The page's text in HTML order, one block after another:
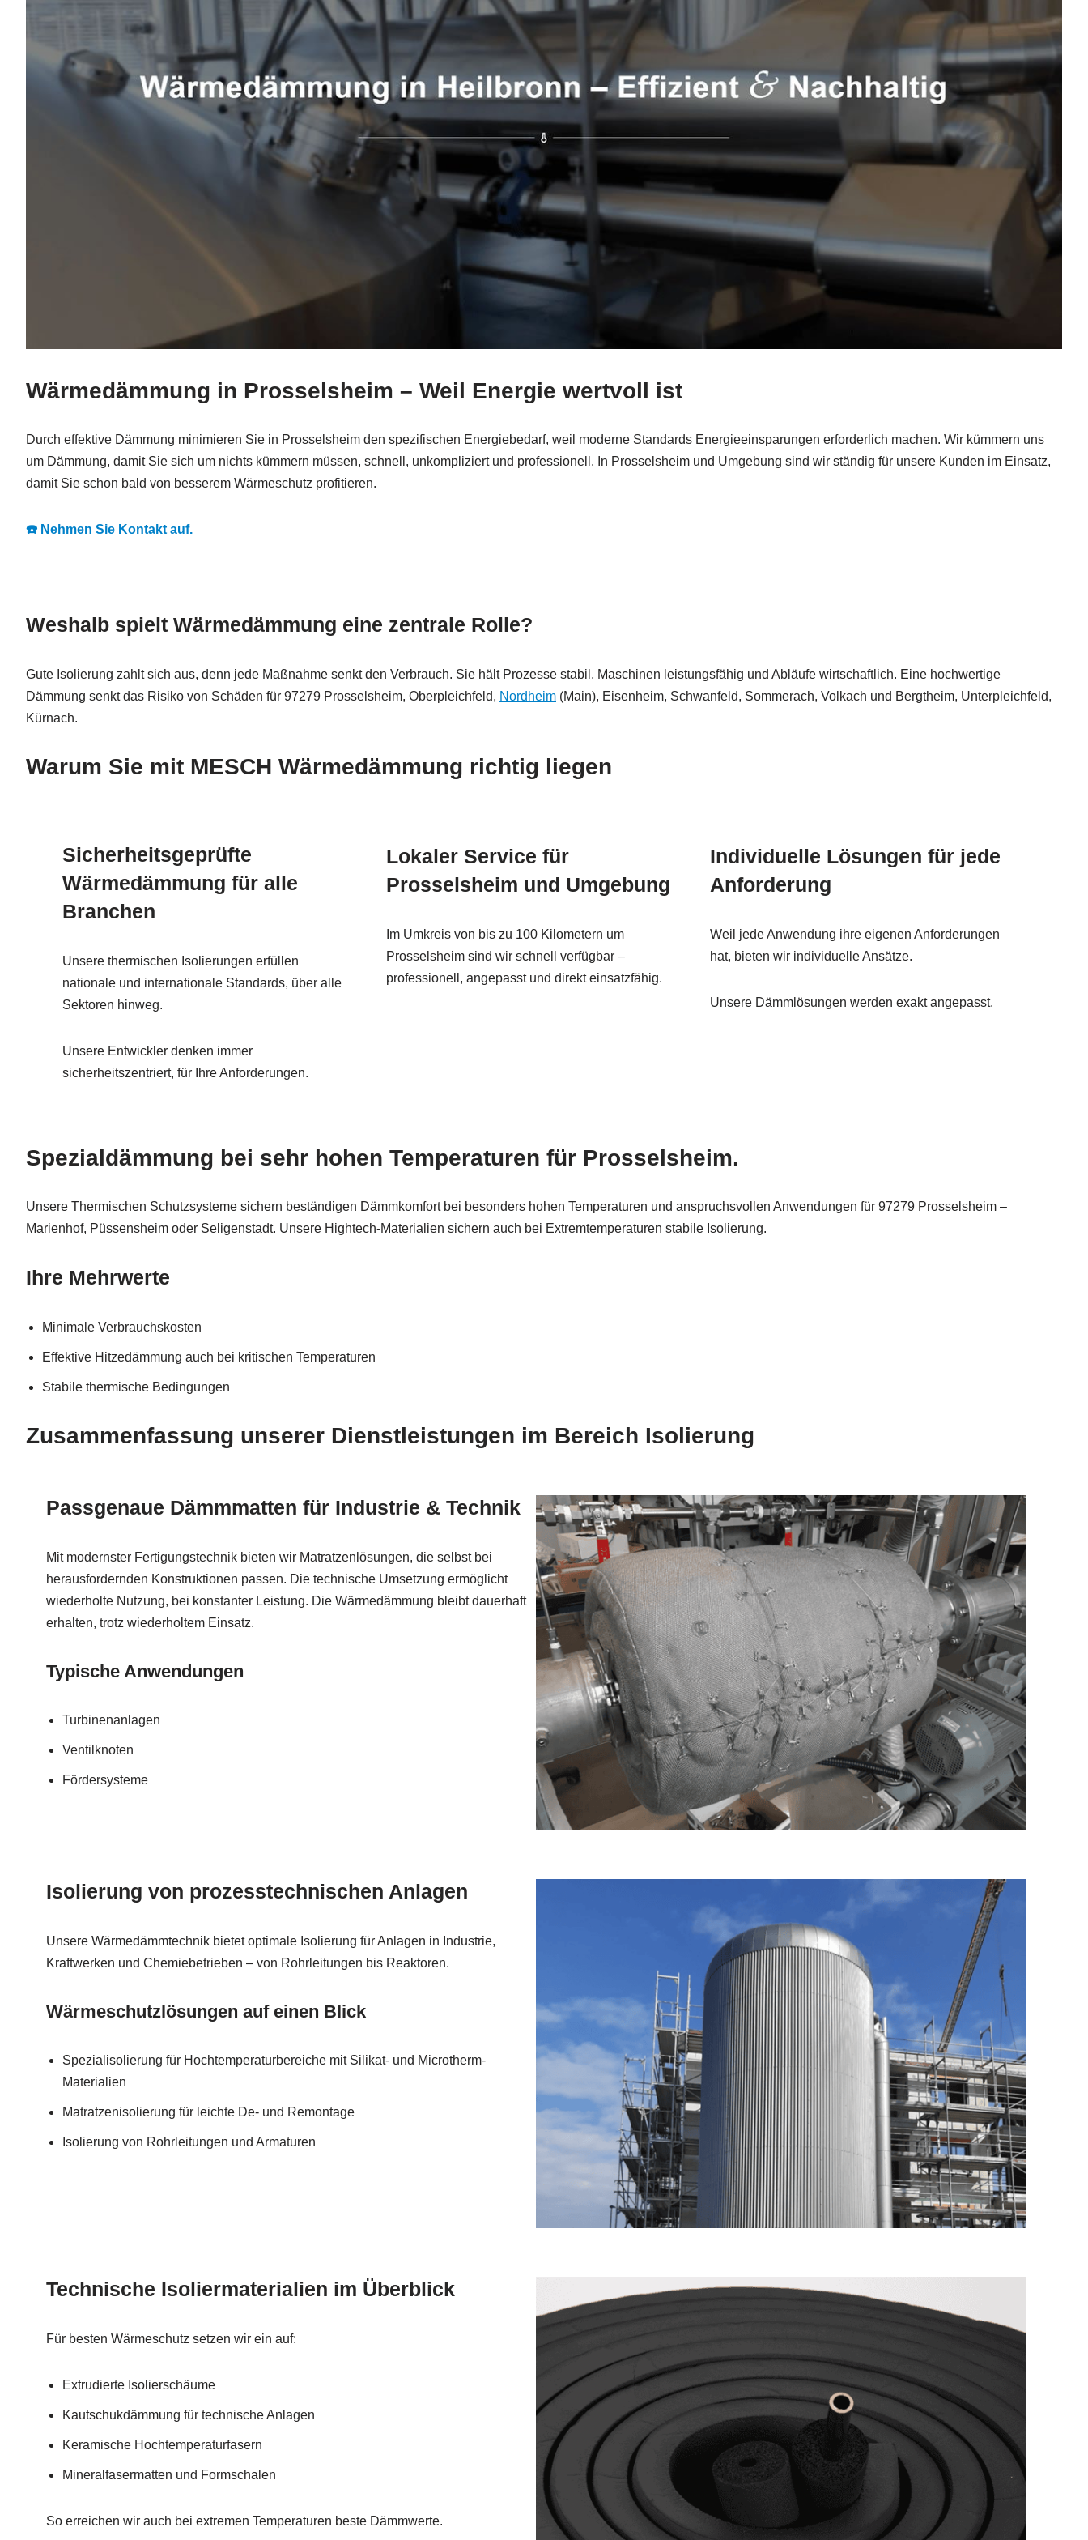
Wärmedämmung in Prosselsheim – Weil Energie wertvoll ist
Durch effektive Dämmung minimieren Sie in Prosselsheim den spezifischen Energiebedarf, weil moderne Standards Energieeinsparungen erforderlich machen. Wir kümmern uns
um Dämmung, damit Sie sich um nichts kümmern müssen, schnell, unkompliziert und professionell. In Prosselsheim und Umgebung sind wir ständig für unsere Kunden im Einsatz,
damit Sie schon bald von besserem Wärmeschutz profitieren.
☎️ Nehmen Sie Kontakt auf.
Weshalb spielt Wärmedämmung eine zentrale Rolle?
Gute Isolierung zahlt sich aus, denn jede Maßnahme senkt den Verbrauch. Sie hält Prozesse stabil, Maschinen leistungsfähig und Abläufe wirtschaftlich. Eine hochwertige
Dämmung senkt das Risiko von Schäden für 97279 Prosselsheim, Oberpleichfeld, Nordheim (Main), Eisenheim, Schwanfeld, Sommerach, Volkach und Bergtheim, Unterpleichfeld,
Kürnach.
Warum Sie mit MESCH Wärmedämmung richtig liegen
Sicherheitsgeprüfte
Wärmedämmung für alle
Branchen
Unsere thermischen Isolierungen erfüllen
nationale und internationale Standards, über alle
Sektoren hinweg.
Unsere Entwickler denken immer
sicherheitszentriert, für Ihre Anforderungen.
Lokaler Service für
Prosselsheim und Umgebung
Im Umkreis von bis zu 100 Kilometern um
Prosselsheim sind wir schnell verfügbar –
professionell, angepasst und direkt einsatzfähig.
Individuelle Lösungen für jede
Anforderung
Weil jede Anwendung ihre eigenen Anforderungen
hat, bieten wir individuelle Ansätze.
Unsere Dämmlösungen werden exakt angepasst.
Spezialdämmung bei sehr hohen Temperaturen für Prosselsheim.
Unsere Thermischen Schutzsysteme sichern beständigen Dämmkomfort bei besonders hohen Temperaturen und anspruchsvollen Anwendungen für 97279 Prosselsheim –
Marienhof, Püssensheim oder Seligenstadt. Unsere Hightech-Materialien sichern auch bei Extremtemperaturen stabile Isolierung.
Ihre Mehrwerte
Minimale Verbrauchskosten
Effektive Hitzedämmung auch bei kritischen Temperaturen
Stabile thermische Bedingungen
Zusammenfassung unserer Dienstleistungen im Bereich Isolierung
Passgenaue Dämmmatten für Industrie & Technik
Mit modernster Fertigungstechnik bieten wir Matratzenlösungen, die selbst bei
herausfordernden Konstruktionen passen. Die technische Umsetzung ermöglicht
wiederholte Nutzung, bei konstanter Leistung. Die Wärmedämmung bleibt dauerhaft
erhalten, trotz wiederholtem Einsatz.
Typische Anwendungen
Turbinenanlagen
Ventilknoten
Fördersysteme
Isolierung von prozesstechnischen Anlagen
Unsere Wärmedämmtechnik bietet optimale Isolierung für Anlagen in Industrie,
Kraftwerken und Chemiebetrieben – von Rohrleitungen bis Reaktoren.
Wärmeschutzlösungen auf einen Blick
Spezialisolierung für Hochtemperaturbereiche mit Silikat- und Microtherm-
Materialien
Matratzenisolierung für leichte De- und Remontage
Isolierung von Rohrleitungen und Armaturen
Technische Isoliermaterialien im Überblick
Für besten Wärmeschutz setzen wir ein auf:
Extrudierte Isolierschäume
Kautschukdämmung für technische Anlagen
Keramische Hochtemperaturfasern
Mineralfasermatten und Formschalen
So erreichen wir auch bei extremen Temperaturen beste Dämmwerte.